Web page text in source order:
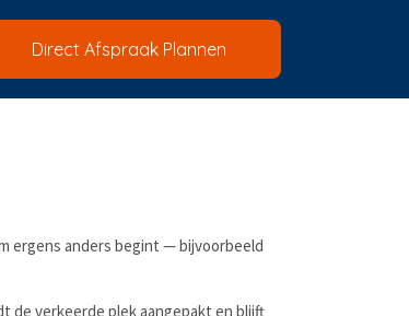
Direct Afspraak Plannen
ergens anders begint — bijvoorbeeld
de verkeerde plek aangepakt en blijft